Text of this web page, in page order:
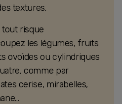
textures.
risque
les légumes, fruits
ovoïdes ou cylindriques
comme par
cerise, mirabelles,